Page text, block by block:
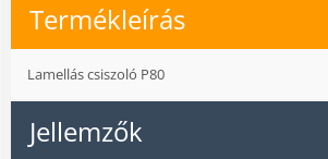
Termékleírás
Lamellás csiszoló P80
Jellemzők